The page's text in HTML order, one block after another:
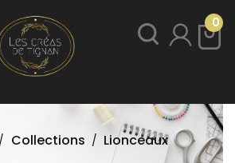
0
Collections Lionceaux